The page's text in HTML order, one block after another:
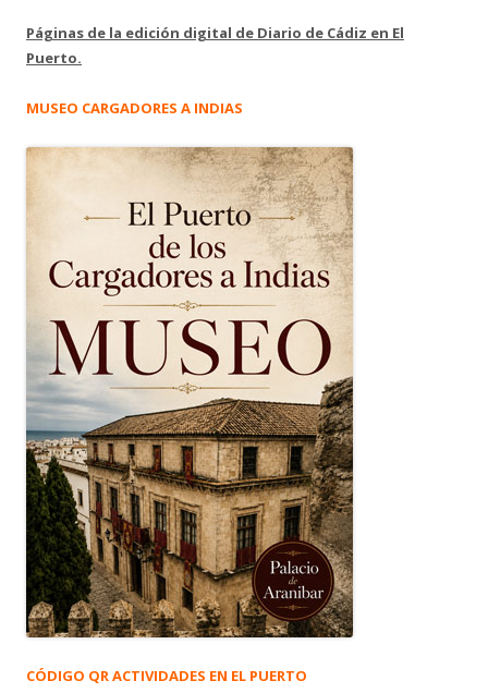
Páginas de la edición digital de Diario de Cádiz en El
Puerto.
MUSEO CARGADORES A INDIAS
CÓDIGO QR ACTIVIDADES EN EL PUERTO